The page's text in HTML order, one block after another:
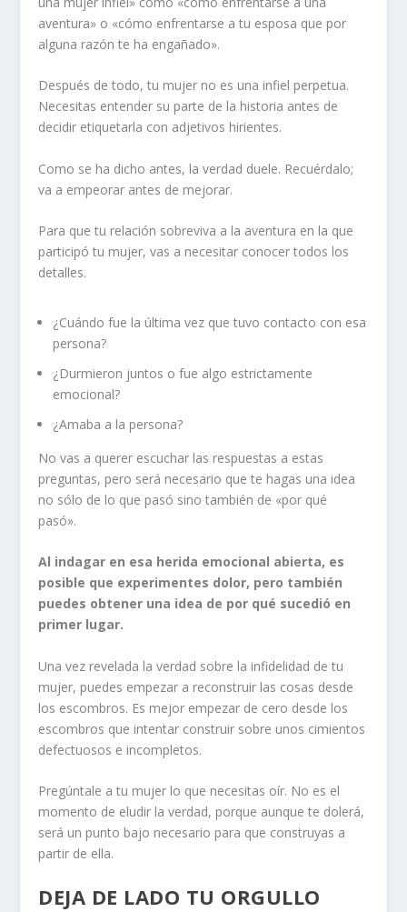
aventura» o «cómo enfrentarse a tu esposa que por
alguna razón te ha engañado».
Después de todo, tu mujer no es una infiel perpetua.
Necesitas entender su parte de la historia antes de
decidir etiquetarla con adjetivos hirientes.
Como se ha dicho antes, la verdad duele. Recuérdalo;
va a empeorar antes de mejorar.
Para que tu relación sobreviva a la aventura en la que
participó tu mujer, vas a necesitar conocer todos los
detalles.
¿Cuándo fue la última vez que tuvo contacto con esa
persona?
¿Durmieron juntos o fue algo estrictamente
emocional?
¿Amaba a la persona?
No vas a querer escuchar las respuestas a estas
preguntas, pero será necesario que te hagas una idea
no sólo de lo que pasó sino también de «por qué
pasó».
Al indagar en esa herida emocional abierta, es
posible que experimentes dolor, pero también
puedes obtener una idea de por qué sucedió en
primer lugar.
Una vez revelada la verdad sobre la infidelidad de tu
mujer, puedes empezar a reconstruir las cosas desde
los escombros. Es mejor empezar de cero desde los
escombros que intentar construir sobre unos cimientos
defectuosos e incompletos.
Pregúntale a tu mujer lo que necesitas oír. No es el
momento de eludir la verdad, porque aunque te dolerá,
será un punto bajo necesario para que construyas a
partir de ella.
DEJA DE LADO TU ORGULLO